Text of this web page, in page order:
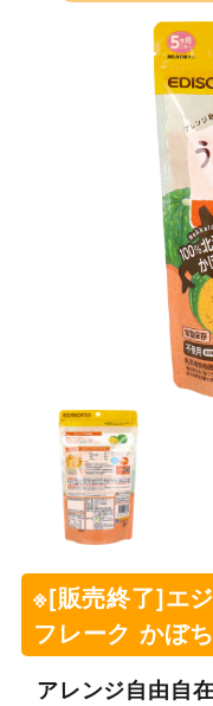
※[販売終了]エ
フレーク かぼ
アレンジ自由自在